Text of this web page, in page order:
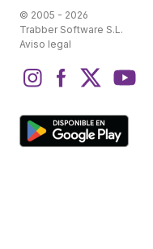
© 2005 - 2026
Trabber Software S.L.
Aviso legal